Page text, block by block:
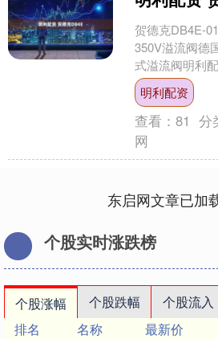
贺德克DB4E-
350V溢流阀德
式溢流阀明利
高效： 常闭状
明利配资
查看：81 分
网
东启网文章已加
个股实时涨跌榜
个股涨幅 个股跌幅 个股流入
排名
名称 最新价